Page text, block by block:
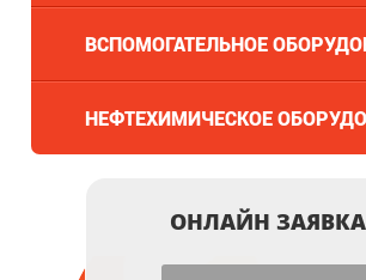
ВСПОМОГАТЕЛЬНОЕ
НЕФТЕХИМИЧЕСКОЕ
ОНЛАЙН ЗАЯВКА